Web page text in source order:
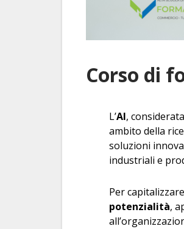
Corso di
L’AI,
ambito della
soluzioni
industriali e
Per
potenzialità,